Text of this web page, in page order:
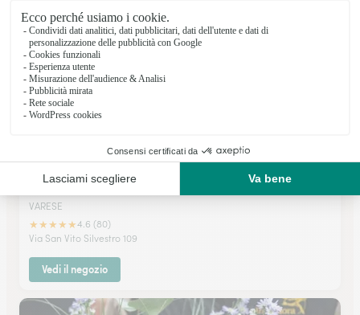
Vedi il negozio
Niky Flor Di N. Mastromatteo
VARESE
★★★★★4.6 (80)
Via San Vito Silvestro 109
Vedi il negozio